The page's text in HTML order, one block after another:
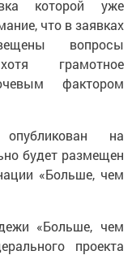
которой уже
что в заявках
вопросы
грамотное
фактором
на
будет размещен
«Больше, чем
«Больше, чем
проекта